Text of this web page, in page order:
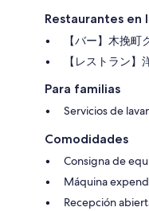
Restaurantes en
【バー】木挽町
【レストラン
Para familias
Servicios de
Comodidades
Consigna de
Máquina
Recepción